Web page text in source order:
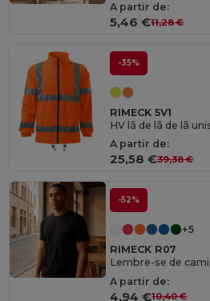
A partir de:
5,46 €11,28 €
-35%
RIMECK 5V1
HV lã de lã de lã
A partir de:
25,58 €39,38 €
-52%
+5
RIMECK R07
Lembre-se de
A partir de:
4,94 €10,40 €